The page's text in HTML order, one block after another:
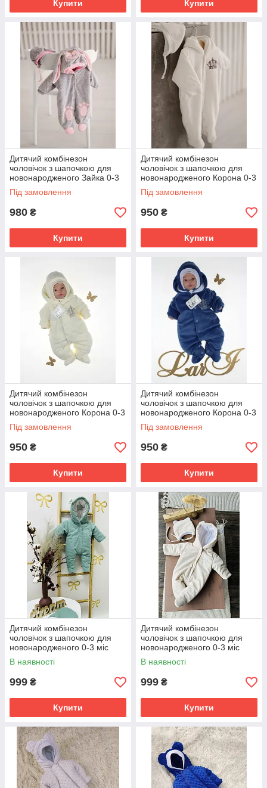
Купити Купити
Дитячий комбінезон
чоловічок з шапочкою для
новонародженого Зайка 0-3
міс 56 см Зима Весна Осінь
Під замовлення
980 ₴
Купити
Дитячий комбінезон
чоловічок з шапочкою для
новонародженого Корона 0-3
міс 56 см Зима Весна Осінь
Під замовлення
950 ₴
Купити
Дитячий комбінезон
чоловічок з шапочкою для
новонародженого Корона 0-3
міс 56 см Зима Весна Осінь
Під замовлення
950 ₴
Купити
Дитячий комбінезон
чоловічок з шапочкою для
новонародженого Корона 0-3
міс 56 см Зима Весна Осінь
Під замовлення
950 ₴
Купити
Дитячий комбінезон
чоловічок з шапочкою для
новонародженого 0-3 міс
Зима Весна Осінь
В наявності
999 ₴
Купити
Дитячий комбінезон
чоловічок з шапочкою для
новонародженого 0-3 міс
Зима Весна Осінь
В наявності
999 ₴
Купити